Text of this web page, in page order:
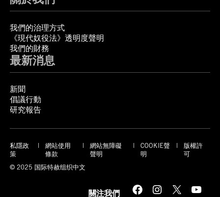
我們的治理方式
《現代奴役法》透明度聲明
我們的財務
最新消息
新聞
倡議行動
研究報告
私隱政
策
網站使用
條款
網站無障礙
聲明
COOKIE聲
明
版權許
可
© 2025 国际特赦组织中文
關注我們 Facebook Instagram X YouTube